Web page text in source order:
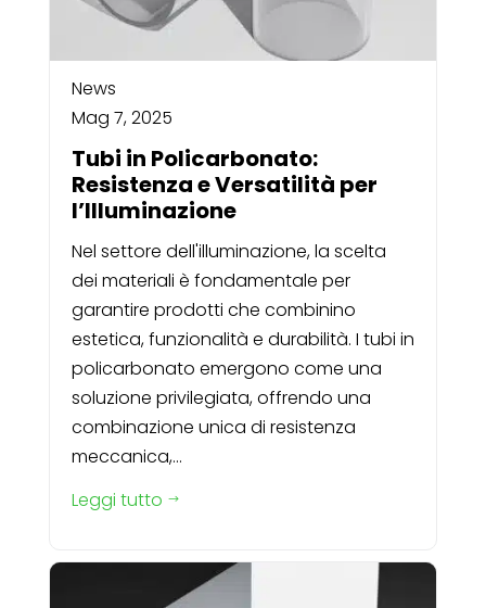
News
Mag 7, 2025
Tubi in Policarbonato:
Resistenza e Versatilità per
l’Illuminazione
Nel settore dell'illuminazione, la scelta
dei materiali è fondamentale per
garantire prodotti che combinino
estetica, funzionalità e durabilità. I tubi in
policarbonato emergono come una
soluzione privilegiata, offrendo una
combinazione unica di resistenza
meccanica,...
Leggi tutto $